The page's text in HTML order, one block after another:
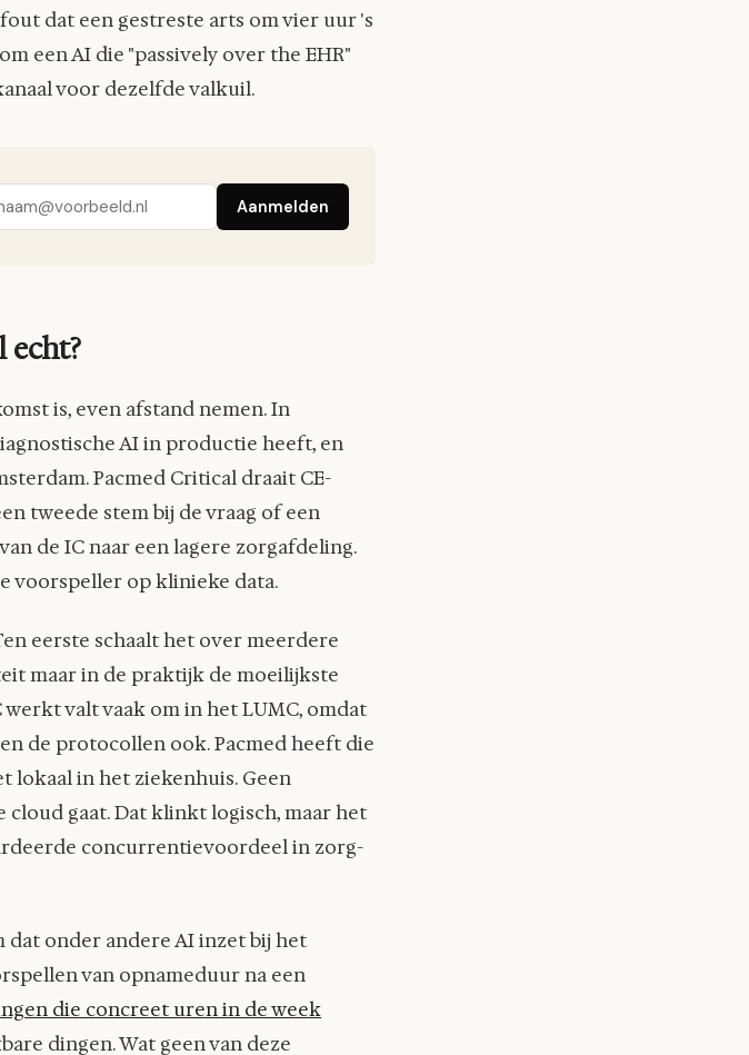
dat een gestreste arts om vier uur 's
een AI die "passively over the EHR"
voor dezelfde valkuil.
Aanmelden
echt?
is, even afstand nemen. In
AI in productie heeft, en
Pacmed Critical draait CE-
tweede stem bij de vraag of een
de IC naar een lagere zorgafdeling.
voorspeller op klinieke data.
eerste schaalt het over meerdere
maar in de praktijk de moeilijkste
werkt valt vaak om in het LUMC, omdat
de protocollen ook. Pacmed heeft die
lokaal in het ziekenhuis. Geen
gaat. Dat klinkt logisch, maar het
concurrentievoordeel in zorg-
dat onder andere AI inzet bij het
van opnameduur na een
die concreet uren in de week
dingen. Wat geen van deze